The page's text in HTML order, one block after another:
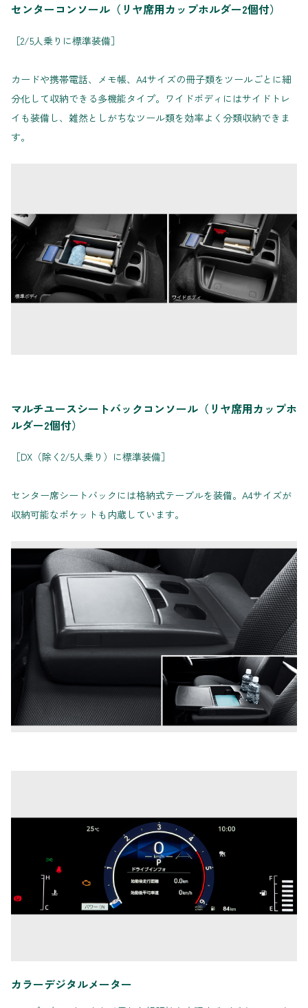
センターコンソール（リヤ席用カップホルダー2個付）
［2/5人乗りに標準装備］
カードや携帯電話、メモ帳、A4サイズの冊子類をツールごとに細
分化して収納できる多機能タイプ。ワイドボディにはサイドトレ
イも装備し、雑然としがちなツール類を効率よく分類収納できま
す。
マルチユースシートバックコンソール（リヤ席用カップホ
ルダー2個付）
［DX（除く2/5人乗り）に標準装備］
センター席シートバックには格納式テーブルを装備。A4サイズが
収納可能なポケットも内蔵しています。
カラーデジタルメーター